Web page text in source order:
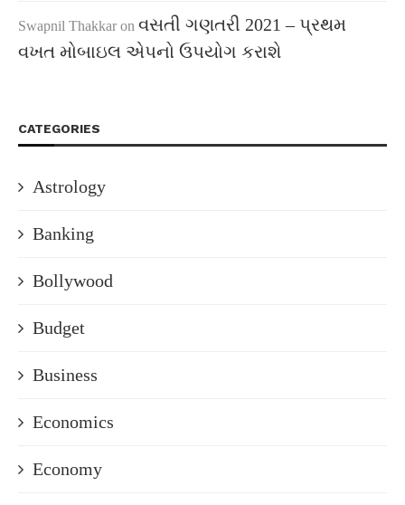
Swapnil Thakkar on વસતી ગણતરી 2021 – પ્રથમ
વખત મોબાઇલ એપનો ઉપયોગ કરાશે
CATEGORIES
Astrology
Banking
Bollywood
Budget
Business
Economics
Economy